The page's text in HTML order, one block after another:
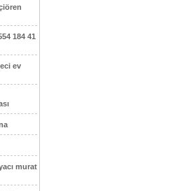
184 41
ev
murat